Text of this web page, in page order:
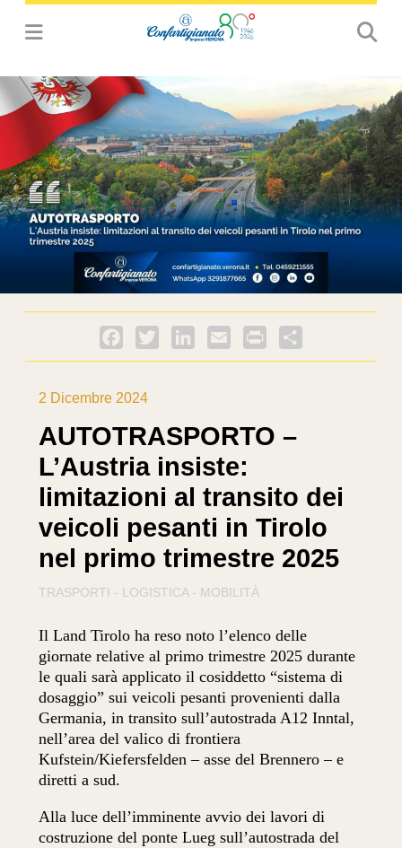
Facebook
Twitter LinkedInEmail PrintFriendly
2 Dicembre 2024
AUTOTRASPORTO –
L’Austria insiste:
limitazioni al transito dei
veicoli pesanti in Tirolo
nel primo trimestre 2025
TRASPORTI - LOGISTICA - MOBILITÀ
Il Land Tirolo ha reso noto l’elenco delle
giornate relative al primo trimestre 2025 durante
le quali sarà applicato il cosiddetto “sistema di
dosaggio” sui veicoli pesanti provenienti dalla
Germania, in transito sull’autostrada A12 Inntal,
nell’area del valico di frontiera
Kufstein/Kiefersfelden – asse del Brennero – e
diretti a sud.
Alla luce dell’imminente avvio dei lavori di
costruzione del ponte Lueg sull’autostrada del